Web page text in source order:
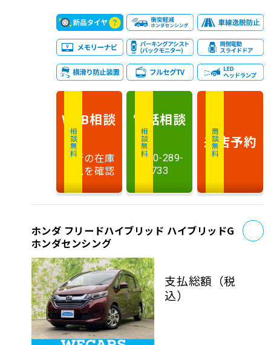
相談無料
WEB相談
最新の在庫
状況を確認
相談無料
電話相談
0120-289-
733
商談無料
来店予約
ホンダ フリードハイブリッド ハイブリッドG
ホンダセンシング
支払総額 （税
込）